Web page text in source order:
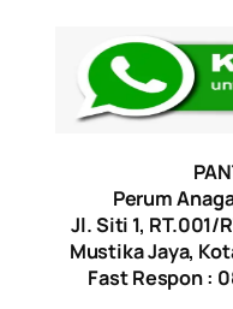
Perum
Jl. Siti 1, RT.001/
Mustika Jaya,
Fast Respon :